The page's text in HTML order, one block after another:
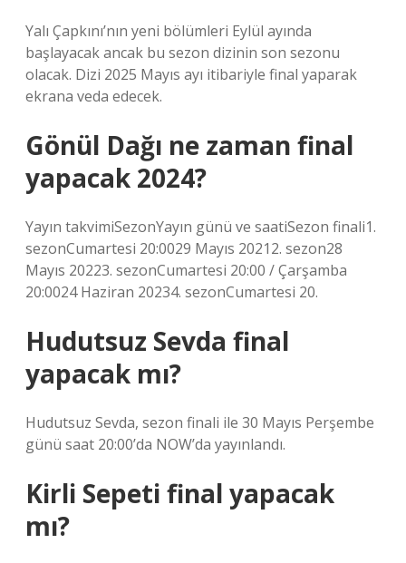
Yalı Çapkını’nın yeni bölümleri Eylül ayında
başlayacak ancak bu sezon dizinin son sezonu
olacak. Dizi 2025 Mayıs ayı itibariyle final yaparak
ekrana veda edecek.
Gönül Dağı ne zaman final
yapacak 2024?
Yayın takvimiSezonYayın günü ve saatiSezon finali1.
sezonCumartesi 20:0029 Mayıs 20212. sezon28
Mayıs 20223. sezonCumartesi 20:00 / Çarşamba
20:0024 Haziran 20234. sezonCumartesi 20.
Hudutsuz Sevda final
yapacak mı?
Hudutsuz Sevda, sezon finali ile 30 Mayıs Perşembe
günü saat 20:00’da NOW’da yayınlandı.
Kirli Sepeti final yapacak
mı?